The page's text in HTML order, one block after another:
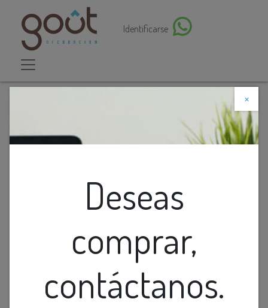
Identificarse
×
Deseas
comprar,
contáctanos.
Descuento web
Aplique De Pared Solar System